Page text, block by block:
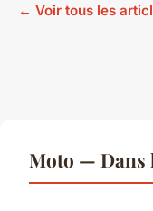
← Voir tous les
Moto — Dans